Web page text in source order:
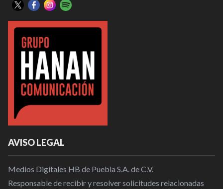
AVISO LEGAL
Medios Digitales HB de Puebla S.A. de C.V.
Responsable de recibir y resolver solicitudes relacionadas